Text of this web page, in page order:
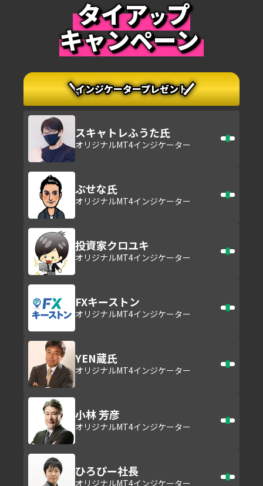
タイアップ
キャンペーン
インジケータープレゼント
スキャトレふうた氏
オリジナルMT4インジケーター
ぶせな氏
オリジナルMT4インジケーター
投資家クロユキ
オリジナルMT4インジケーター
FXキーストン
オリジナルMT4インジケーター
YEN蔵氏
オリジナルMT4インジケーター
小林 芳彦
オリジナルMT4インジケーター
ひろぴー社長
オリジナルMT4インジケーター